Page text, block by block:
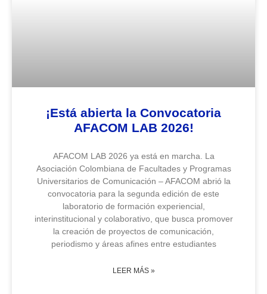
¡Está abierta la Convocatoria
AFACOM LAB 2026!
AFACOM LAB 2026 ya está en marcha. La
Asociación Colombiana de Facultades y Programas
Universitarios de Comunicación – AFACOM abrió la
convocatoria para la segunda edición de este
laboratorio de formación experiencial,
interinstitucional y colaborativo, que busca promover
la creación de proyectos de comunicación,
periodismo y áreas afines entre estudiantes
LEER MÁS »